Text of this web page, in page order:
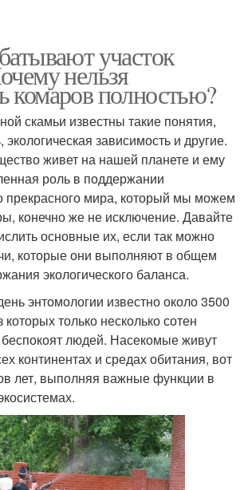
участок
нельзя
комаров полностью?
скамьи известны такие понятия,
зависимость и другие.
живет на нашей планете и ему
роль в поддержании
прекрасного мира, который мы можем
конечно же не исключение. Давайте
основные их, если так можно
которые они выполняют в общем
экологического баланса.
энтомологии известно около 3500
только несколько сотен
беспокоят людей. Насекомые живут
континентах и средах обитания, вот
лет, выполняя важные функции в